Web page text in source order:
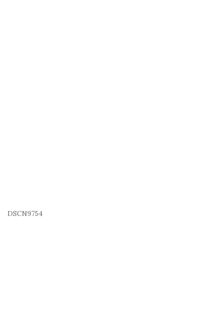
DSCN9754